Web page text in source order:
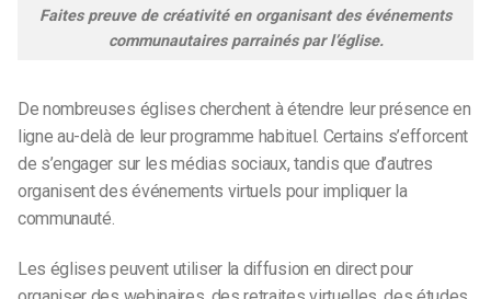
Faites preuve de créativité en organisant des événements
communautaires parrainés par l’église.
De nombreuses églises cherchent à étendre leur présence en
ligne au-delà de leur programme habituel. Certains s’efforcent
de s’engager sur les médias sociaux, tandis que d’autres
organisent des événements virtuels pour impliquer la
communauté.
Les églises peuvent utiliser la diffusion en direct pour